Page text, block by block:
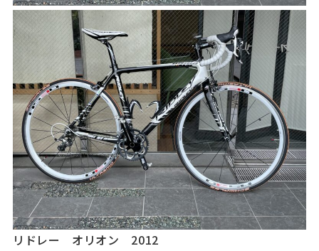
リドレー オリオン 2012